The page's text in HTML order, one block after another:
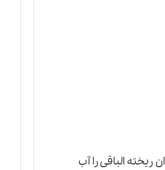
سوم لیوان ریخته الباقی را آب